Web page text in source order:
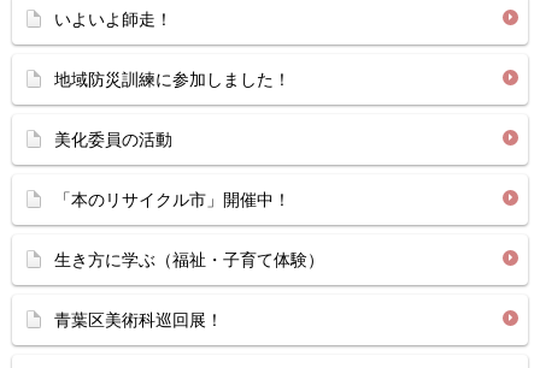
いよいよ師走！
地域防災訓練に参加しました！
美化委員の活動
「本のリサイクル市」開催中！
生き方に学ぶ（福祉・子育て体験）
青葉区美術科巡回展！